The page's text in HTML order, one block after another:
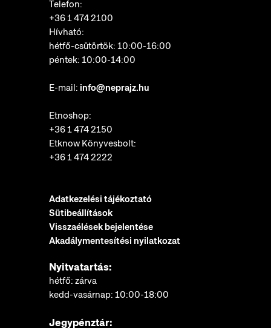
Telefon:
+36 1 474 2100
Hívható:
hétfő-csütörtök: 10:00-16:00
péntek: 10:00-14:00
E-mail: info@neprajz.hu
Etnoshop:
+36 1 474 2150
Etknow Könyvesbolt:
+36 1 474 2222
Adatkezelési tájékoztató
Sütibeállítások
Visszaélések bejelentése
Akadálymentesítési nyilatkozat
Nyitvatartás:
hétfő: zárva
kedd-vasárnap: 10:00-18:00
Jegypénztár: